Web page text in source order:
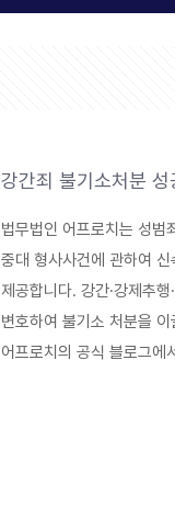
강간죄 불기소처분 성
법무법인 어프로치는 성범
중대 형사사건에 관하여
제공합니다. 강간·강제추
변호하여 불기소 처분을
어프로치의 공식 블로그에